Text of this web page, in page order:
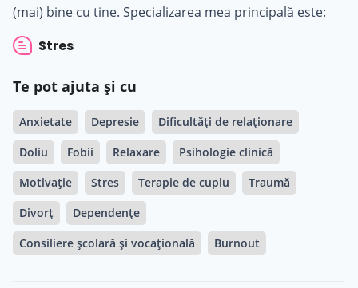
(mai) bine cu tine. Specializarea mea principală este:
Stres
Te pot ajuta și cu
Anxietate Depresie
Dificultăți de relaționare
Doliu
Fobii Relaxare
Psihologie clinică
Motivație
Stres Terapie de cuplu
Traumă
Divorț
Dependențe
Consiliere școlară și vocațională
Burnout